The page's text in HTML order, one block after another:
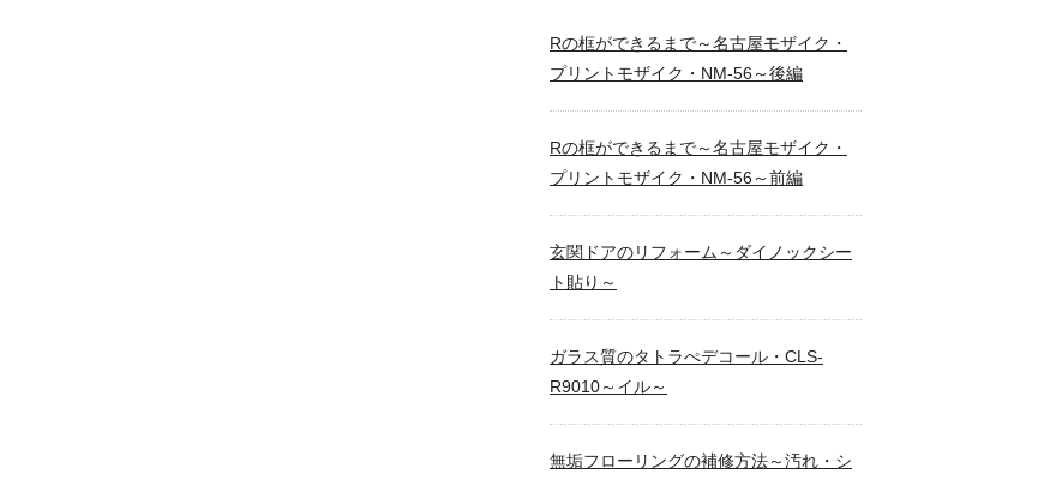
Rの框ができるまで～名古屋モザイク・
プリントモザイク・NM-56～後編
Rの框ができるまで～名古屋モザイク・
プリントモザイク・NM-56～前編
玄関ドアのリフォーム～ダイノックシー
ト貼り～
ガラス質のタトラぺデコール・CLS-
R9010～イル～
無垢フローリングの補修方法～汚れ・シ